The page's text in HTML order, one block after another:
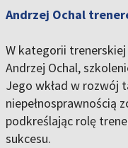
Andrzej Ochal
W kategorii trenerskiej
Andrzej Ochal,
Jego wkład w rozwój
niepełnosprawnością
podkreślając rolę
sukcesu.